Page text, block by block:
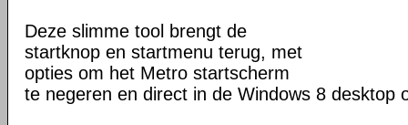
Deze slimme tool brengt de
startknop en startmenu terug, met
opties om het Metro startscherm
te negeren en direct in de Windows 8 desktop